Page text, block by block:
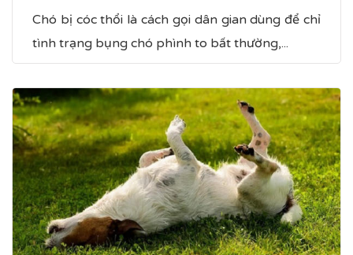
Chó bị cóc thổi là cách gọi dân gian dùng để chỉ
tình trạng bụng chó phình to bất thường,...